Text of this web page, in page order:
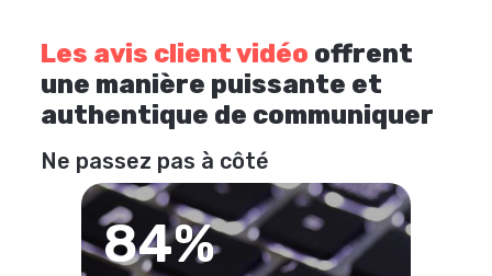
Les avis client vidéo offrent
une manière puissante et
authentique de communiquer
Ne passez pas à côté
84%